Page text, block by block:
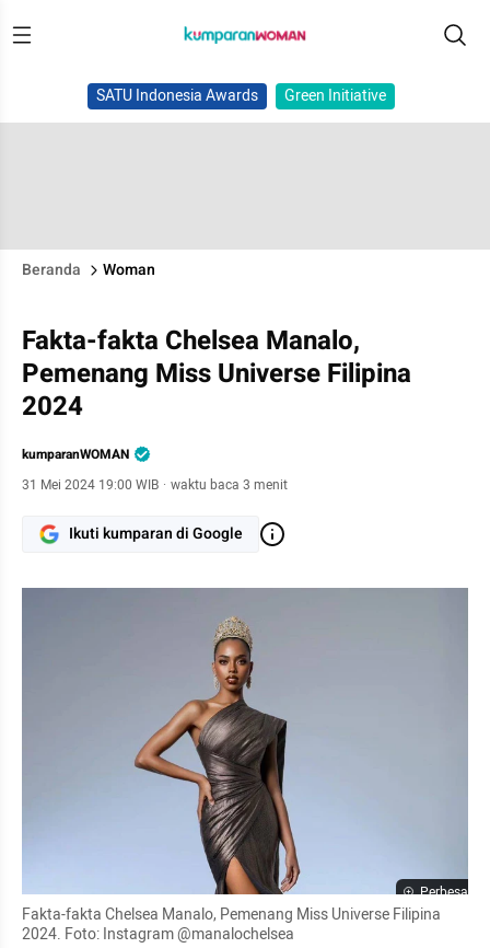
SATU Indonesia Awards Green Initiative
Beranda Woman
Fakta-fakta Chelsea Manalo,
Pemenang Miss Universe Filipina
2024
kumparanWOMAN
31 Mei 2024 19:00 WIB · waktu baca 3 menit
Ikuti kumparan di Google
Perbesar
Fakta-fakta Chelsea Manalo, Pemenang Miss Universe Filipina
2024. Foto: Instagram @manalochelsea